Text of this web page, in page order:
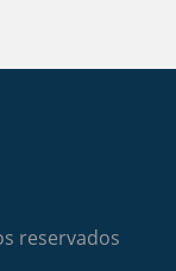
reservados